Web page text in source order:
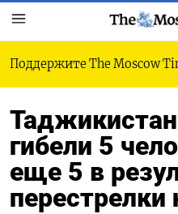
Поддержите The Moscow
гибели 5
еще 5 в
перестрелки